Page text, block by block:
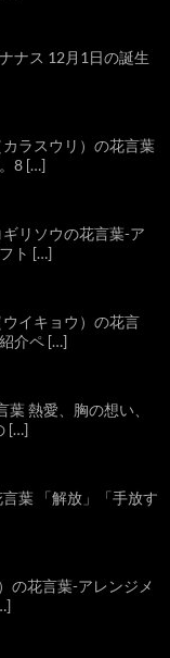
ナス 12月1日の誕生
ラスウリ）の花言葉
8 […]
リソウの花言葉-ア
ト […]
イキョウ）の花言
介ペ […]
熱愛、胸の想い、
[…]
葉 「解放」「手放す
の花言葉-アレンジメ